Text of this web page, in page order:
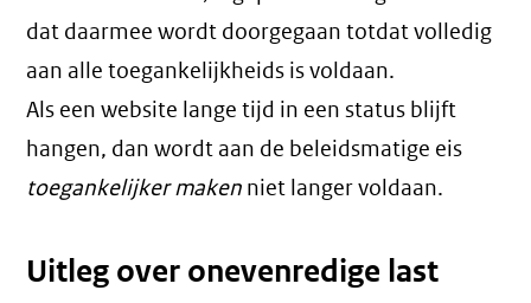
dat daarmee wordt doorgegaan totdat volledig
aan alle toegankelijkheids is voldaan.
Als een website lange tijd in een status blijft
hangen, dan wordt aan de beleidsmatige eis
toegankelijker maken niet langer voldaan.
Uitleg over onevenredige last